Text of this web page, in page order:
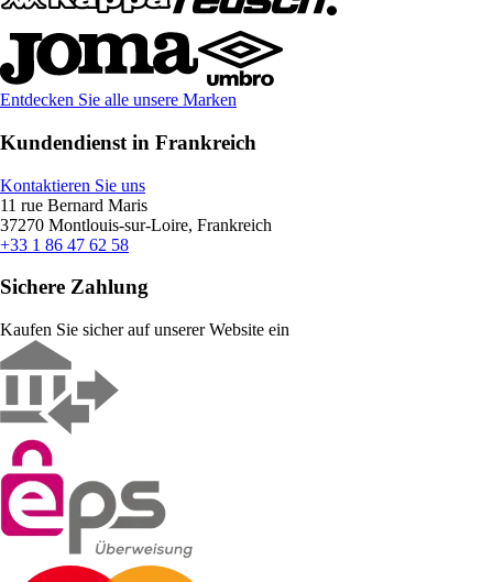
Entdecken Sie alle unsere Marken
Kundendienst in Frankreich
Kontaktieren Sie uns
11 rue Bernard Maris
37270 Montlouis-sur-Loire, Frankreich
+33 1 86 47 62 58
Sichere Zahlung
Kaufen Sie sicher auf unserer Website ein